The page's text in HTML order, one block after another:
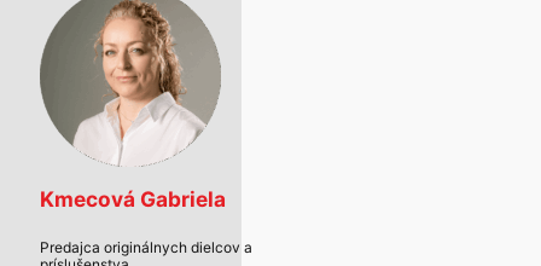
Kmecová Gabriela
Predajca originálnych dielcov a